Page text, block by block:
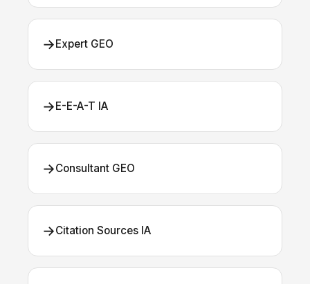
→Expert GEO
→E-E-A-T IA
→Consultant GEO
→Citation Sources IA